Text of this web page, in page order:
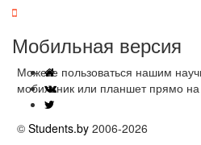
Мобильная версия
Можете пользоваться нашим
мобильник или планшет прямо на
© Students.by 2006-2026